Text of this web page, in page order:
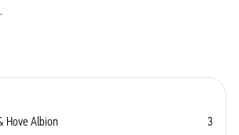
Hove Albion 3